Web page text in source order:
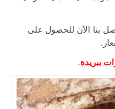
بنا الآن للحصول على
ببريدة.